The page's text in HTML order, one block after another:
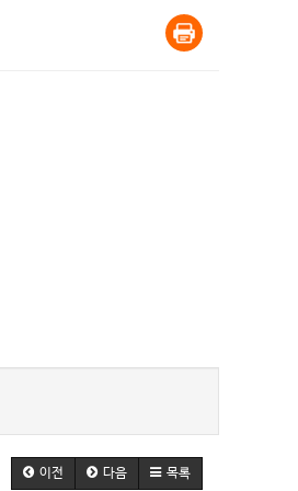
이전 다음 목록